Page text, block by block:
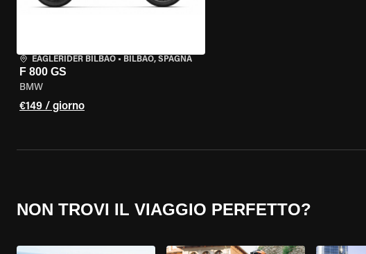
EAGLERIDER BILBAO • BILBAO, SPAGNA
F 800 GS
BMW
€149 / giorno
NON TROVI IL VIAGGIO PERFETTO?